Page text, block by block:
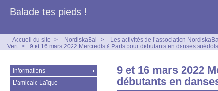
Balade tes pieds !
Accueil du site > NordiskaBal >
Les activités de l’association
Vert > 9 et 16 mars 2022 Mercredis à Paris pour débutants en danses
9 et 16 mars 2022
débutants en
Informations
L’amicale Laïque